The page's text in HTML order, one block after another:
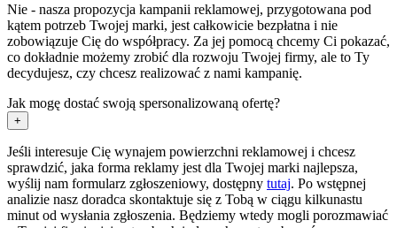
Nie - nasza propozycja kampanii reklamowej, przygotowana pod
kątem potrzeb Twojej marki, jest całkowicie bezpłatna i nie
zobowiązuje Cię do współpracy. Za jej pomocą chcemy Ci pokazać,
co dokładnie możemy zrobić dla rozwoju Twojej firmy, ale to Ty
decydujesz, czy chcesz realizować z nami kampanię.
Jak mogę dostać swoją spersonalizowaną ofertę?
+
Jeśli interesuje Cię wynajem powierzchni reklamowej i chcesz
sprawdzić, jaka forma reklamy jest dla Twojej marki najlepsza,
wyślij nam formularz zgłoszeniowy, dostępny tutaj. Po wstępnej
analizie nasz doradca skontaktuje się z Tobą w ciągu kilkunastu
minut od wysłania zgłoszenia. Będziemy wtedy mogli porozmawiać